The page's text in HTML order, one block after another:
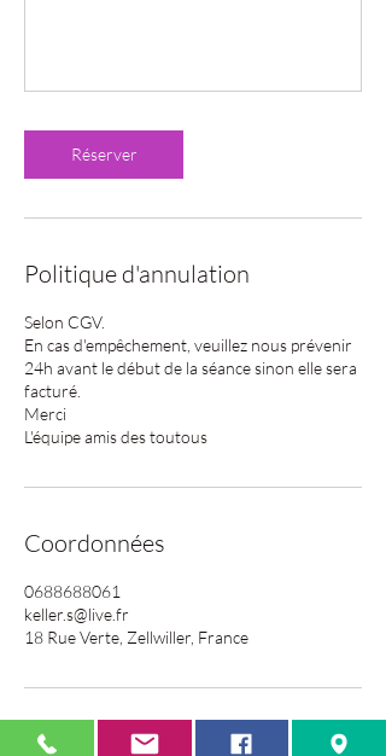
Réserver
Politique d'annulation
Selon CGV.
En cas d'empêchement, veuillez nous prévenir
24h avant le début de la séance sinon elle sera
facturé.
Merci
L'équipe amis des toutous
Coordonnées
0688688061
keller.s@live.fr
18 Rue Verte, Zellwiller, France